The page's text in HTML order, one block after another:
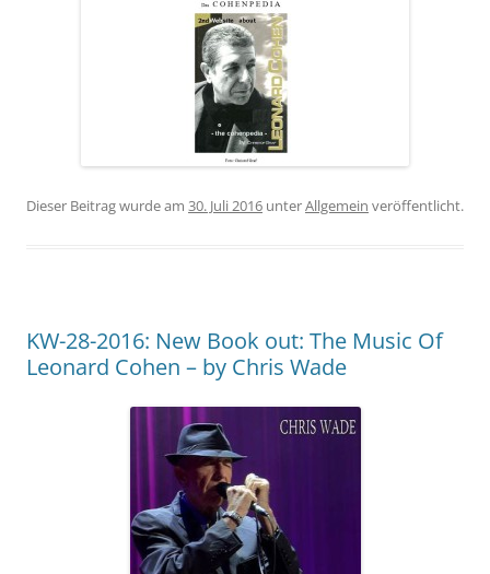
Dieser Beitrag wurde am 30. Juli 2016 unterAllgemein veröffentlicht.
KW-28-2016: New Book out: The Music Of
Leonard Cohen – by Chris Wade